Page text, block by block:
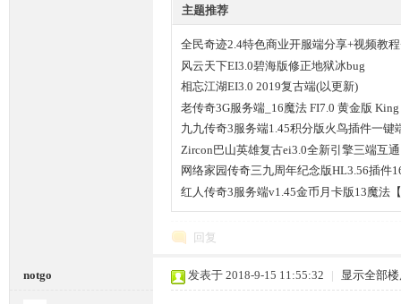
主题推荐
全民奇迹2.4特色商业开服端分享+视频教
改
风云天下EI3.0碧海版修正地狱冰bug
相忘江湖EI3.0 2019复古端(以更新)
老传奇3G服务端_16魔法 FI7.0 黄金版
九九传奇3服务端1.45积分版火鸟插件一键
Zircon巴山英雄复古ei3.0全新引擎三端互通
网络家园传奇三九周年纪念版HL3.56插件
红人传奇3服务端v1.45金币月卡版13魔法
回复
notgo 发表于 2018-9-15 11:55:32 | 显示全部